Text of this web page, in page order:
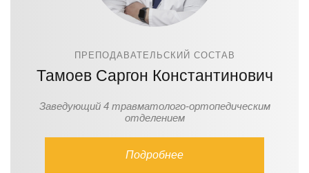
ПРЕПОДАВАТЕЛЬСКИЙ СОСТАВ
Тамоев Саргон Константинович
Заведующий 4 травматолого-ортопедическим
отделением
Подробнее